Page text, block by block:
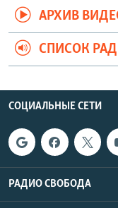
АРХИВ
СПИСОК
СОЦИАЛЬНЫЕ СЕТИ
РАДИО СВОБОДА